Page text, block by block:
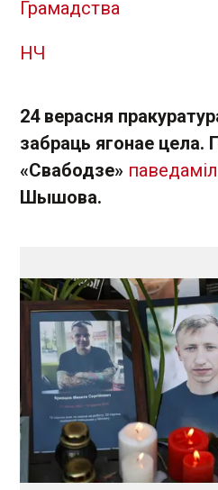
Грамадства
НЧ
24 верасня
забраць ягонае цела.
«Свабодзе»
Шышова.